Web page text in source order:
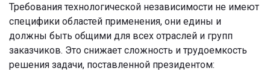
Требования технологической независимости не имеют
специфики областей применения, они едины и
должны быть общими для всех отраслей и групп
заказчиков. Это снижает сложность и трудоемкость
решения задачи, поставленной президентом: